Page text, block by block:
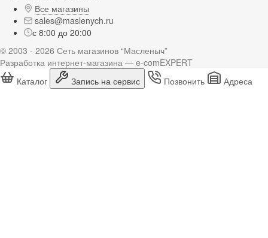
Все магазины
sales@maslenych.ru
с 8:00 до 20:00
© 2003 - 2026 Сеть магазинов “Масленыч”
Разработка интернет-магазина — e-comEXPERT
Каталог
Запись на сервис Позвонить Адреса